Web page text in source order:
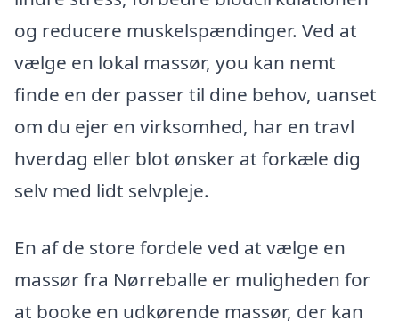
og reducere muskelspændinger. Ved at
vælge en lokal massør, you kan nemt
finde en der passer til dine behov, uanset
om du ejer en virksomhed, har en travl
hverdag eller blot ønsker at forkæle dig
selv med lidt selvpleje.
En af de store fordele ved at vælge en
massør fra Nørreballe er muligheden for
at booke en udkørende massør, der kan